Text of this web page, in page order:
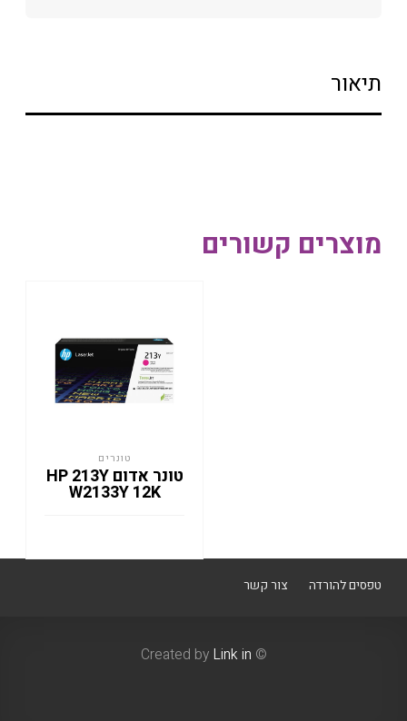
תיאור
מוצרים קשורים
טונרים
טונר אדום HP 213Y
W2133Y 12K
טפסים להורדה צור קשר
© Created by
Link in